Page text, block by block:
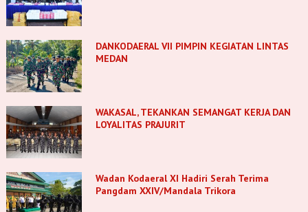
DANKODAERAL VII PIMPIN KEGIATAN LINTAS
MEDAN
WAKASAL, TEKANKAN SEMANGAT KERJA DAN
LOYALITAS PRAJURIT
Wadan Kodaeral XI Hadiri Serah Terima
Pangdam XXIV/Mandala Trikora